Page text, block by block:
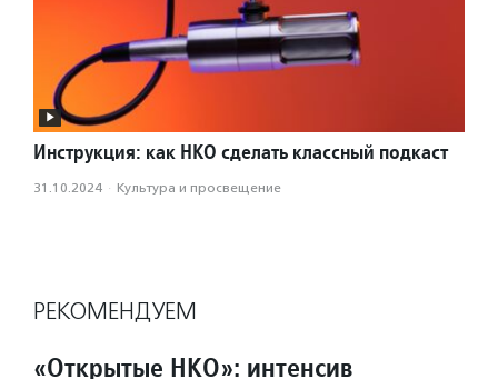
Инструкция: как НКО сделать классный подкаст
31.10.2024 · Культура и просвещение
РЕКОМЕНДУЕМ
«Открытые НКО»: интенсив